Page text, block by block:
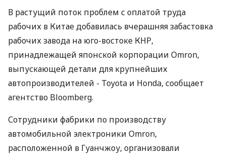
В растущий поток проблем с оплатой труда
рабочих в Китае добавилась вчерашняя забастовка
рабочих завода на юго-востоке КНР,
принадлежащей японской корпорации Omron,
выпускающей детали для крупнейших
автопроизводителей - Toyota и Honda, сообщает
агентство Bloomberg.
Сотрудники фабрики по производству
автомобильной электроники Omron,
расположенной в Гуанчжоу, организовали